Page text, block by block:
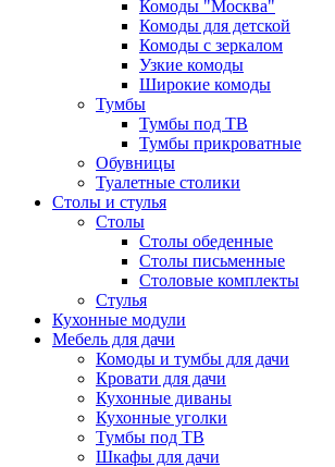
Комоды "Москва"
Комоды для детской
Комоды с зеркалом
Узкие комоды
Широкие комоды
Тумбы
Тумбы под ТВ
Тумбы прикроватные
Обувницы
Туалетные столики
Столы и стулья
Столы
Столы обеденные
Столы письменные
Столовые комплекты
Стулья
Кухонные модули
Мебель для дачи
Комоды и тумбы для дачи
Кровати для дачи
Кухонные диваны
Кухонные уголки
Тумбы под ТВ
Шкафы для дачи